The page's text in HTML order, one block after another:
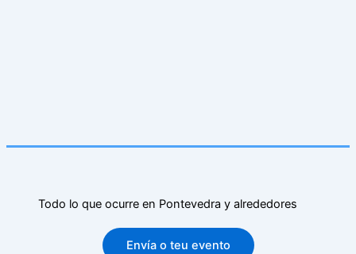
Todo lo que ocurre en Pontevedra y alrededores
Envía o teu evento